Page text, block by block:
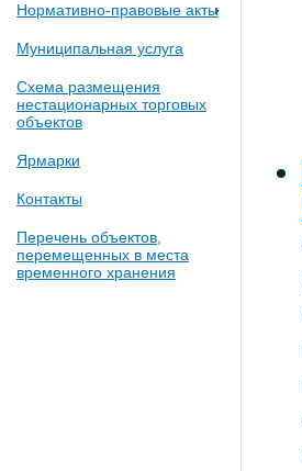
Нормативно-правовые акты
Муниципальная услуга
Схема размещения
нестационарных торговых
объектов
Ярмарки
Контакты
Перечень объектов,
перемещенных в места
временного хранения